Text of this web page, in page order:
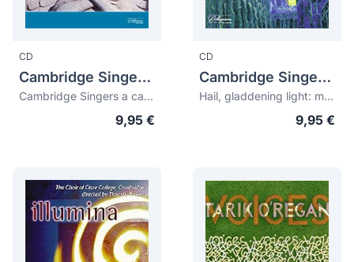
CD
Cambridge Singers, The
Cambridge Singers a cappella
9,95 €
CD
Cambridge Singers, The
Hail, gladdening light: music of the english church
9,95 €